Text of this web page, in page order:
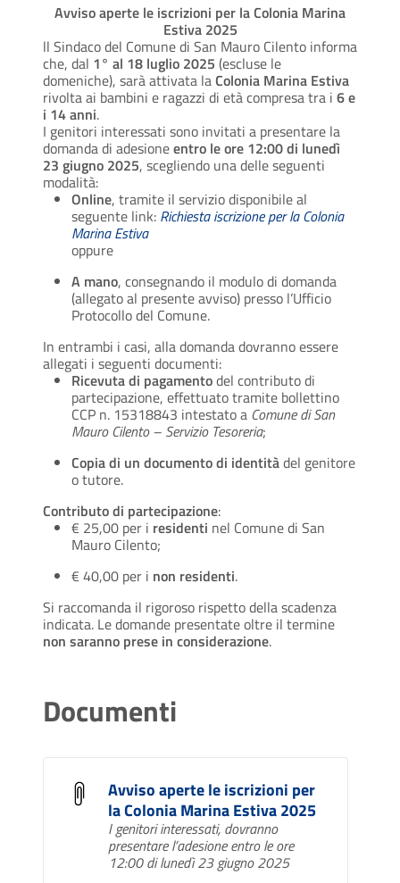
Avviso aperte le iscrizioni per la Colonia Marina
Estiva 2025
ll Sindaco del Comune di San Mauro Cilento informa
che, dal 1° al 18 luglio 2025 (escluse le
domeniche), sarà attivata laColonia Marina Estiva
rivolta ai bambini e ragazzi di età compresa tra i 6 e
i 14 anni.
I genitori interessati sono invitati a presentare la
domanda di adesioneentro le ore 12:00 di lunedì
23 giugno 2025, scegliendo una delle seguenti
modalità:
Online, tramite il servizio disponibile al
seguente link: Richiesta iscrizione per la Colonia
Marina Estiva
oppure
A mano, consegnando il modulo di domanda
(allegato al presente avviso) presso l’Ufficio
Protocollo del Comune.
In entrambi i casi, alla domanda dovranno essere
allegati i seguenti documenti:
Ricevuta di pagamentodel contributo di
partecipazione, effettuato tramite bollettino
CCP n. 15318843 intestato a Comune di San
Mauro Cilento – Servizio Tesoreria;
Copia di un documento di identitàdel genitore
o tutore.
Contributo di partecipazione:
€ 25,00 per i residenti nel Comune di San
Mauro Cilento;
€ 40,00 per i non residenti.
Si raccomanda il rigoroso rispetto della scadenza
indicata. Le domande presentate oltre il termine
non saranno prese in considerazione.
Documenti
Avviso aperte le iscrizioni per
la Colonia Marina Estiva 2025
I genitori interessati, dovranno
presentare l’adesione entro le ore
12:00 di lunedì 23 giugno 2025